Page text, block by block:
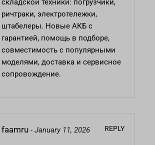
складской техники: погрузчики,
ричтраки, электротележки,
штабелеры. Новые АКБ с
гарантией, помощь в подборе,
совместимость с популярными
моделями, доставка и сервисное
сопровождение.
faamru - January 11, 2026 REPLY